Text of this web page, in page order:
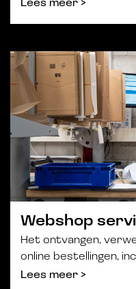
Lees meer >
Webshop
Het ontvangen,
online bestellingen,
Lees meer >